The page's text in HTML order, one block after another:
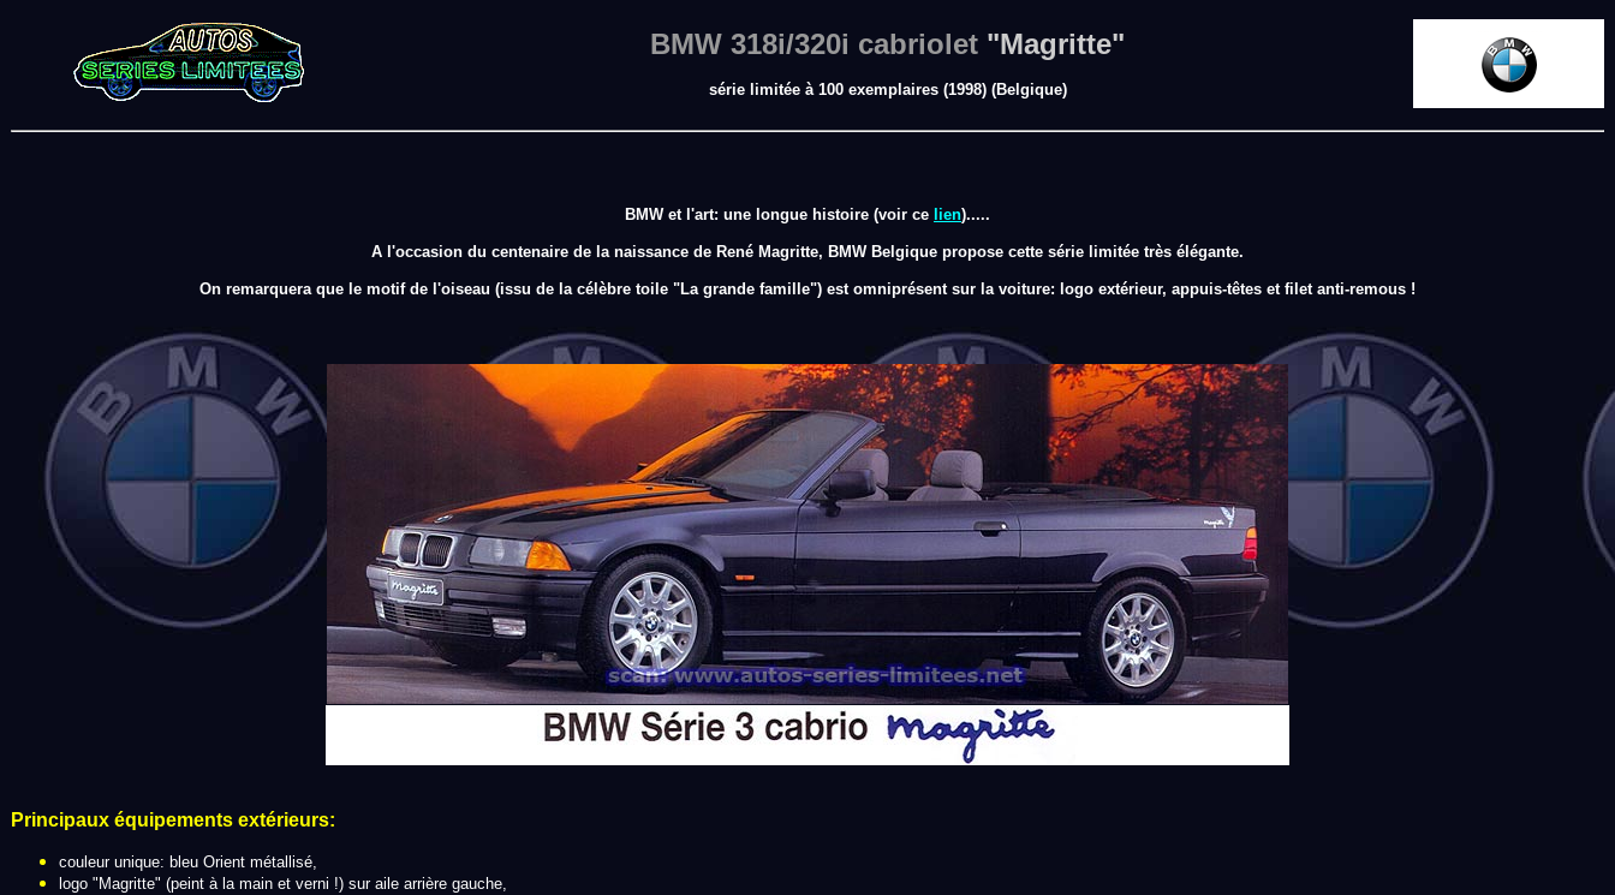
BMW 318i/320i cabriolet "Magritte"
série limitée à 100 exemplaires (1998) (Belgique)
BMW et l'art: une longue histoire (voir ce lien).....
A l'occasion du centenaire de la naissance de René Magritte, BMW Belgique propose cette série limitée très élégante.
On remarquera que le motif de l'oiseau (issu de la célèbre toile "La grande famille") est omniprésent sur la voiture: logo extérieur, appuis-têtes et filet anti-remous !
Principaux équipements extérieurs:
couleur unique: bleu Orient métallisé,
logo "Magritte" (peint à la main et verni !) sur aile arrière gauche,